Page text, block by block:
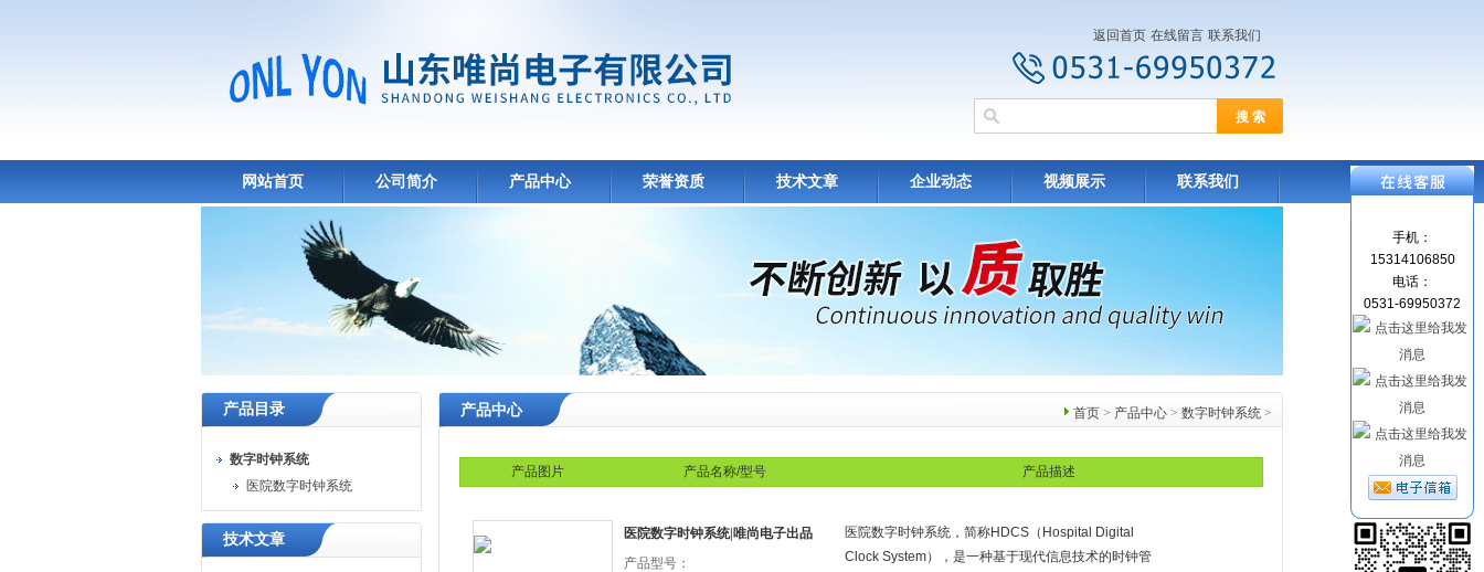
返回首页 在线留言 联系我们
网站首页 公司简介 产品中心 荣誉资质 技术文章 企业动态 视频展示 联系我们
产品目录
数字时钟系统
医院数字时钟系统
技术文章
首页 > 产品中心 > 数字时钟系统 >
产品中心
产品图片 产品名称/型号 产品描述
医院数字时钟系统|唯尚电子出品
产品型号：
医院数字时钟系统，简称HDCS（Hospital Digital
Clock System），是一种基于现代信息技术的时钟管
手机：
15314106850
电话：
0531-69950372